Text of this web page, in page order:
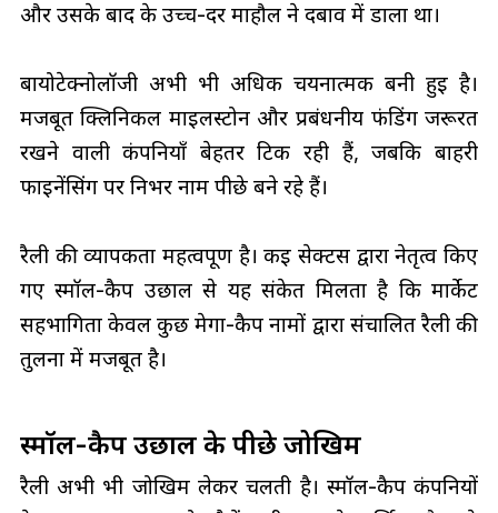
और उसके बाद के उच्च-दर माहौल ने दबाव में डाला था।
बायोटेक्नोलॉजी अभी भी अधिक चयनात्मक बनी हुई है।
मजबूत क्लिनिकल माइलस्टोन और प्रबंधनीय फंडिंग जरूरत
रखने वाली कंपनियाँ बेहतर टिक रही हैं, जबकि बाहरी
फाइनेंसिंग पर निर्भर नाम पीछे बने रहे हैं।
रैली की व्यापकता महत्वपूर्ण है। कई सेक्टर्स द्वारा नेतृत्व किए
गए स्मॉल-कैप उछाल से यह संकेत मिलता है कि मार्केट
सहभागिता केवल कुछ मेगा-कैप नामों द्वारा संचालित रैली की
तुलना में मजबूत है।
स्मॉल-कैप उछाल के पीछे जोखिम
रैली अभी भी जोखिम लेकर चलती है। स्मॉल-कैप कंपनियों